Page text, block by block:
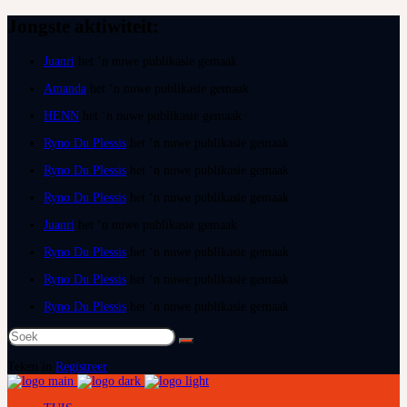
Juanri
Amanda
HENN
Ryno Du Plessis
Ryno Du Plessis
Ryno Du Plessis
Juanri
Ryno Du Plessis
Ryno Du Plessis
Ryno Du Plessis
Soek
na:
Registreer